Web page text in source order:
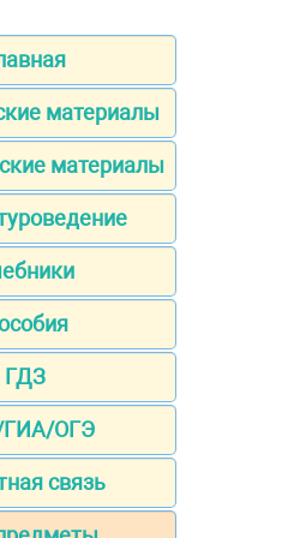
материалы
материалы
ГДЗ
ГИА/ОГЭ
связь